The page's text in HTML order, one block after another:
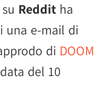
Reddit ha
una e-mail di
di DOOM
del 10